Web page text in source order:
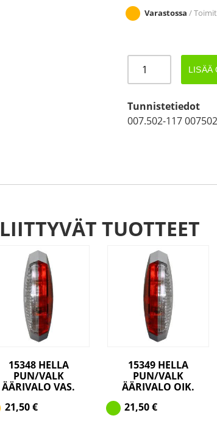
Varastossa /
CARALUNA
SUMUV.
määrä
LISÄÄ
Tunnistetiedot
007.502-117
LIITTYVÄT TUOTTEET
15348 HELLA
PUN/VALK
ÄÄRIVALO VAS.
21,50€
15349 HELLA
PUN/VALK
ÄÄRIVALO OIK.
21,50€